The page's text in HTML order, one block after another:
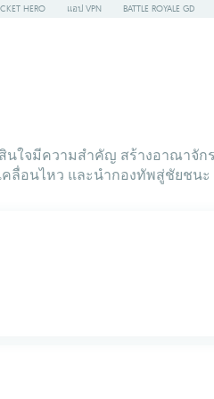
HERO แอป VPN BATTLE ROYALE GD
จมีความสำคัญ สร้างอาณาจั
ลื่อนไหว และนำกองทัพสู่ชัยชน